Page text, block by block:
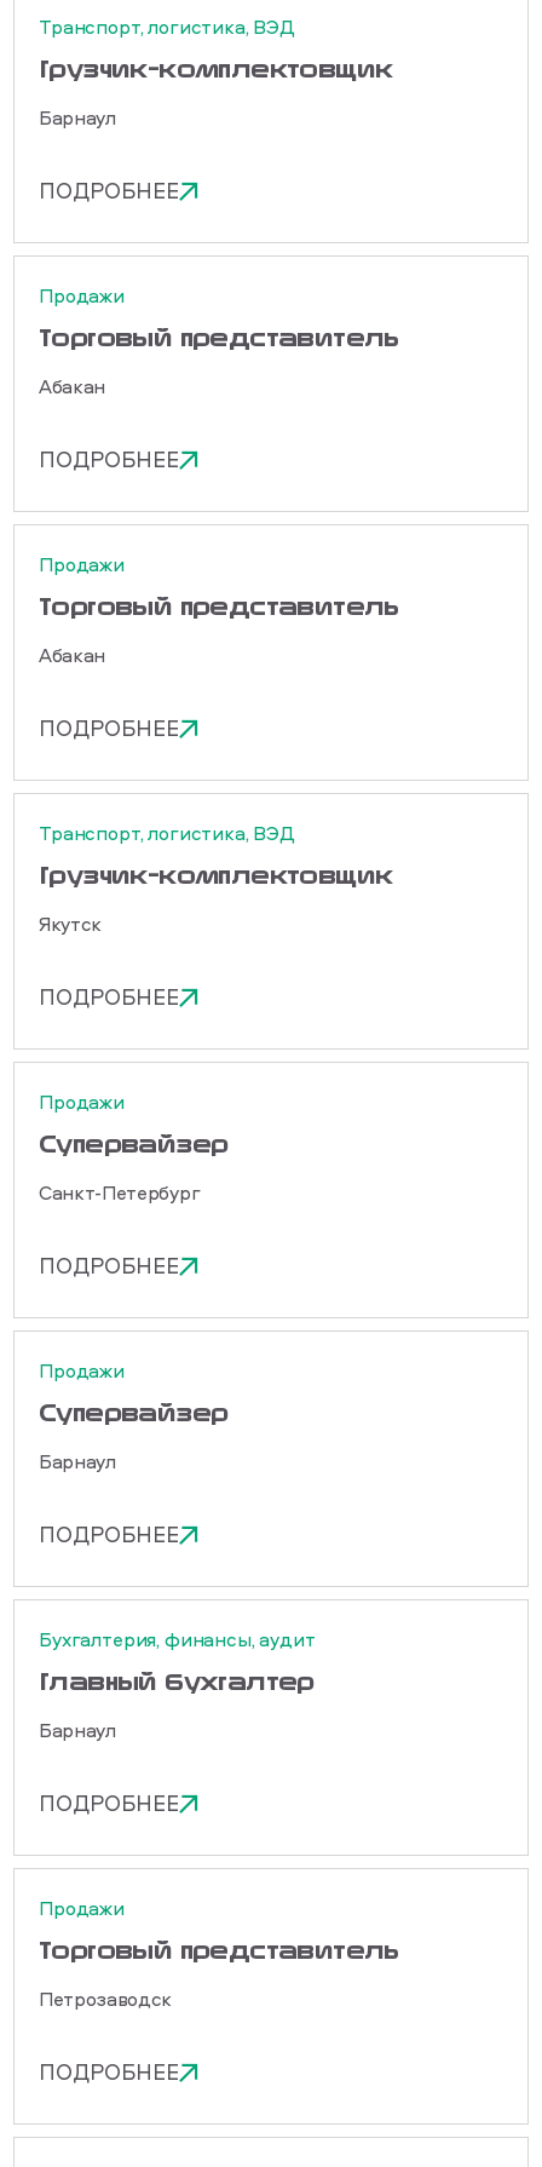
Транспорт, логистика, ВЭД
Грузчик-комплектовщик
Барнаул
ПОДРОБНЕЕ
Продажи
Торговый представитель
Абакан
ПОДРОБНЕЕ
Продажи
Торговый представитель
Абакан
ПОДРОБНЕЕ
Транспорт, логистика, ВЭД
Грузчик-комплектовщик
Якутск
ПОДРОБНЕЕ
Продажи
Cупервайзер
Санкт-Петербург
ПОДРОБНЕЕ
Продажи
Cупервайзер
Барнаул
ПОДРОБНЕЕ
Бухгалтерия, финансы, аудит
Главный бухгалтер
Барнаул
ПОДРОБНЕЕ
Продажи
Торговый представитель
Петрозаводск
ПОДРОБНЕЕ